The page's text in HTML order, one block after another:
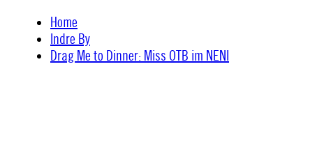
Home
Indre By
Drag Me to Dinner: Miss OTB im NENI